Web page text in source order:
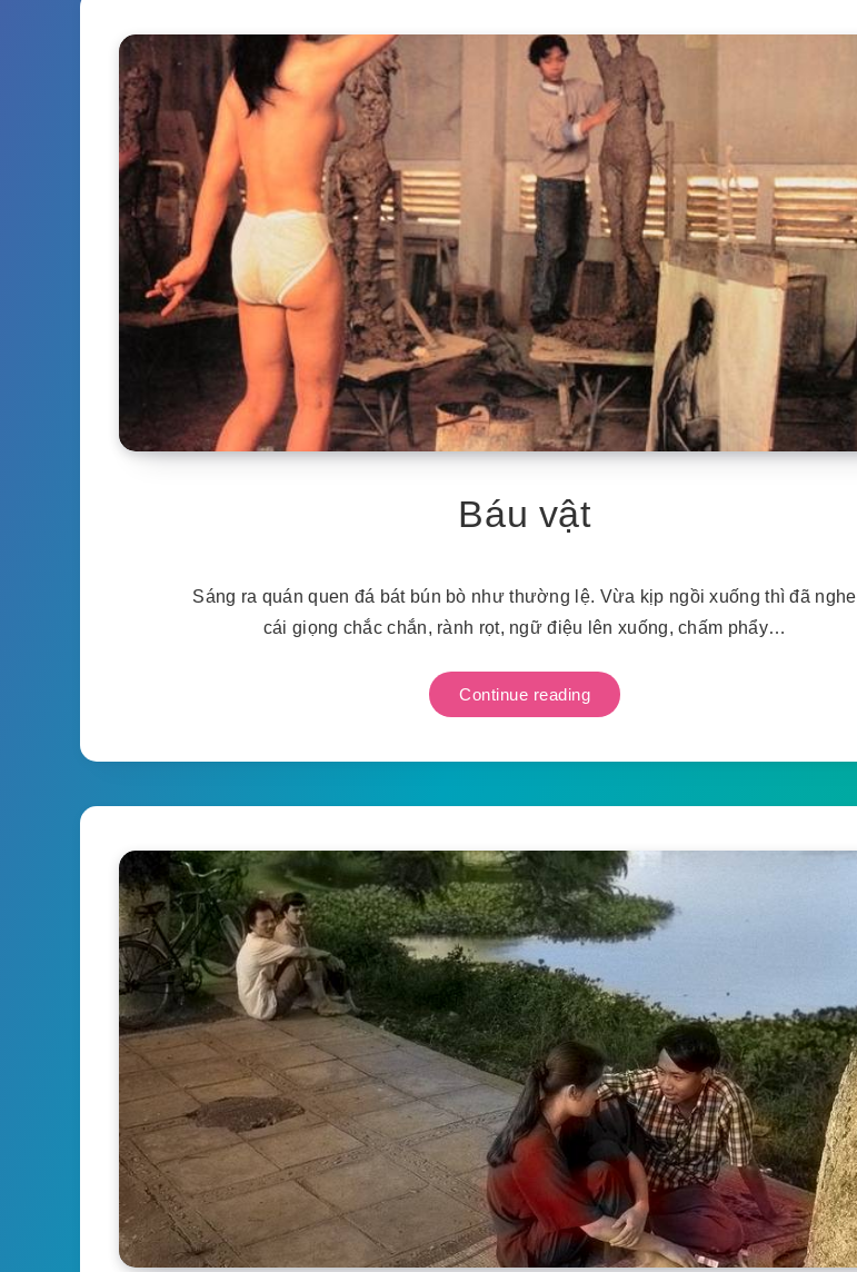
Báu vật
Sáng ra quán quen đá bát bún bò như thường lệ. Vừa kịp ngồi xuống thì đã nghe
cái giọng chắc chắn, rành rọt, ngữ điệu lên xuống, chấm phẩy…
Continue reading